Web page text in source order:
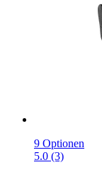
9 Optionen
5.0 (3)